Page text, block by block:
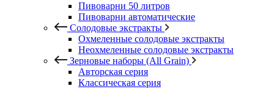
Пивоварни 50 литров
Пивоварни автоматические
Солодовые экстракты
Охмеленные солодовые экстракты
Неохмеленные солодовые экстракты
Зерновые наборы (All Grain)
Авторская серия
Классическая серия